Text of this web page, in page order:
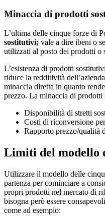
Minaccia di prodotti
L’ultima delle cinque forze di
sostitutivi; vale a dire ibeni o
utilizzati al posto dei prodotti o
L’esistenza di prodotti
riduce la redditività
minaccia diretta in quanto
prezzo. La minaccia di
Disponibilità di stretti
Costi di riconversione
Rapporto prezzo/qualità
Limiti del modello
Utilizzare il modello delle
partenza per cominciare a
propri prodotti nel mercato di
bisogna però essere
come ad esempio: